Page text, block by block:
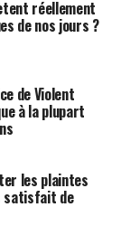
réellement
de nos jours ?
de Violent
à la plupart
les plaintes
satisfait de